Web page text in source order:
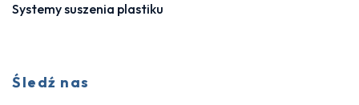
Systemy suszenia plastiku
Śledź nas